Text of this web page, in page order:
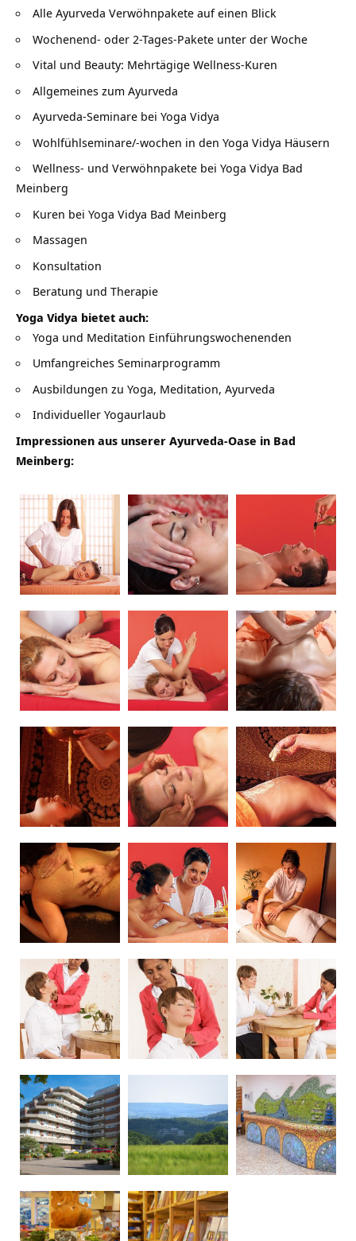
Alle Ayurveda Verwöhnpakete auf einen Blick
Wochenend- oder 2-Tages-Pakete unter der Woche
Vital und Beauty: Mehrtägige Wellness-Kuren
Allgemeines zum Ayurveda
Ayurveda-Seminare bei Yoga Vidya
Wohlfühlseminare/-wochen in den Yoga Vidya Häusern
Wellness- und Verwöhnpakete bei Yoga Vidya Bad
Meinberg
Kuren bei Yoga Vidya Bad Meinberg
Massagen
Konsultation
Beratung und Therapie
Yoga Vidya bietet auch:
Yoga und Meditation Einführungswochenenden
Umfangreiches Seminarprogramm
Ausbildungen zu Yoga, Meditation, Ayurveda
Individueller Yogaurlaub
Impressionen aus unserer Ayurveda-Oase in Bad
Meinberg: